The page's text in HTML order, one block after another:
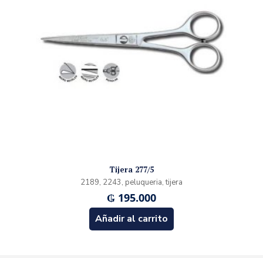
Tijera 277/5
2189, 2243, peluqueria, tijera
₲ 195.000
Añadir al carrito